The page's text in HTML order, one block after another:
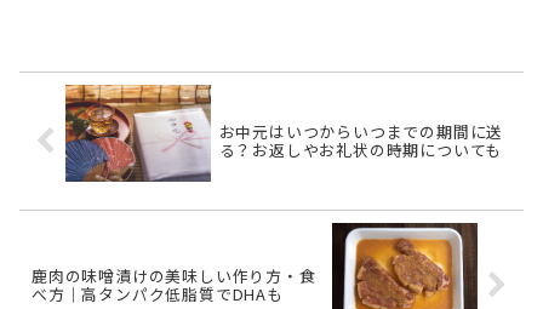
お中元はいつからいつまでの期間に送
る？お返しやお礼状の時期についても
鹿肉の味噌漬けの美味しい作り方・食
べ方｜高タンパク低脂質でDHAも